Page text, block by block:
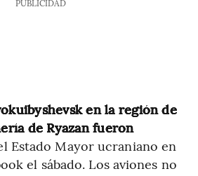
PUBLICIDAD
en la región de
de Ryazan fueron
Estado Mayor ucraniano en
el sábado. Los aviones no